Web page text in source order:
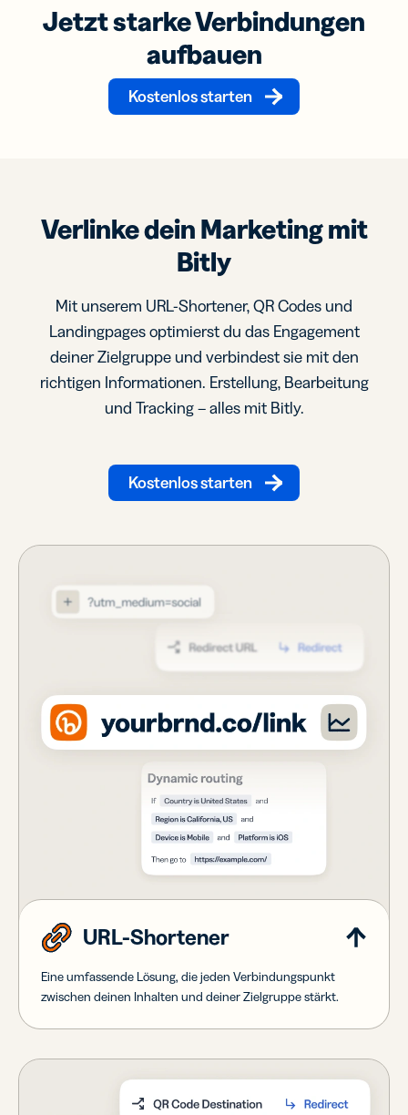
Jetzt starke Verbindungen
aufbauen
Kostenlos starten
Verlinke dein Marketing mit
Bitly
Mit unserem URL-Shortener, QR Codes und
Landingpages optimierst du das Engagement
deiner Zielgruppe und verbindest sie mit den
richtigen Informationen. Erstellung, Bearbeitung
und Tracking – alles mit Bitly.
Kostenlos starten
URL-Shortener
Eine umfassende Lösung, die jeden Verbindungspunkt
zwischen deinen Inhalten und deiner Zielgruppe stärkt.